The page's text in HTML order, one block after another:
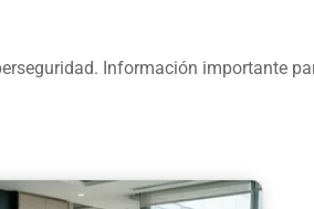
Información importante